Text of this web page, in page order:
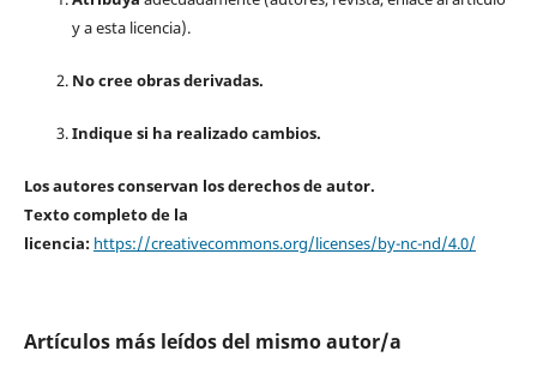
y a esta licencia).
No cree obras derivadas.
Indique si ha realizado cambios.
Los autores conservan los derechos de autor.
Texto completo de la
licencia: https://creativecommons.org/licenses/by-nc-nd/4.0/
Artículos más leídos del mismo autor/a